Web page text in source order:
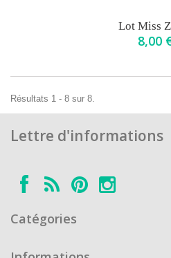
Lot Miss
8,00
Résultats 1 - 8 sur 8.
Lettre d'informations
Catégories